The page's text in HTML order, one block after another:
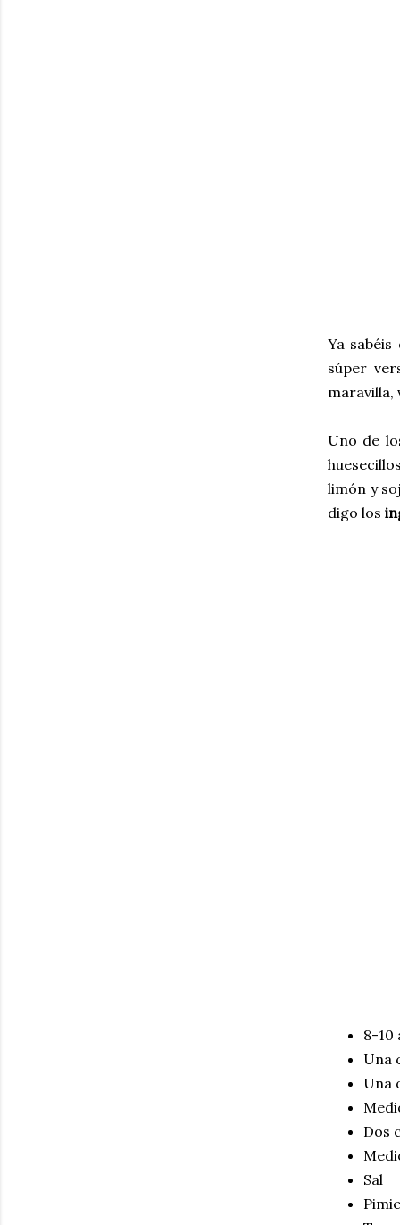
Ya
súper
maravilla,
Uno de
limón y
digo los
8-10
Una
Una
Dos
Sal